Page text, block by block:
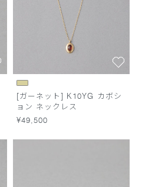
[ガーネット] K10YG カボシ
ョン ネックレス
¥49,500